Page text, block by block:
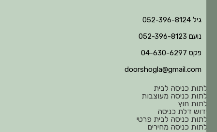
גיל 052-396-8124
נועם 052-396-8123
פקס 04-630-6297
doorshogla@gmail.com
כניסה לבית
כניסה מעוצבות
חוץ
דלת כניסה
כניסה לבית פרטי
כניסה מחירים